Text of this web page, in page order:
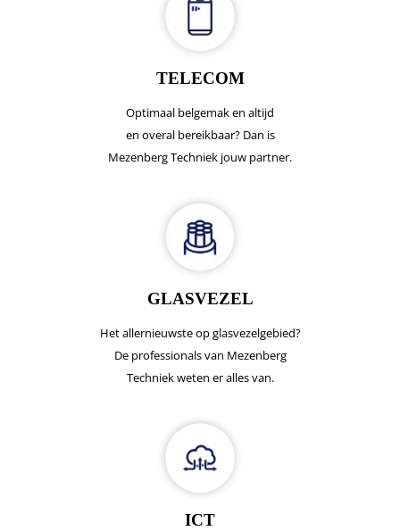
TELECOM
Optimaal belgemak en altijd
en overal bereikbaar? Dan is
Mezenberg Techniek jouw partner.
GLASVEZEL
Het allernieuwste op glasvezelgebied?
De professionals van Mezenberg
Techniek weten er alles van.
ICT